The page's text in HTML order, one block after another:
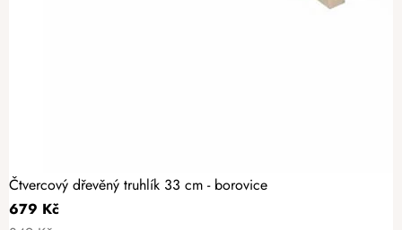
Čtvercový dřevěný truhlík 33 cm - borovice
679 Kč